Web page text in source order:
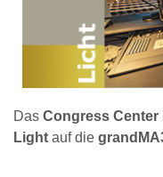
Das Congress Center
Light auf die